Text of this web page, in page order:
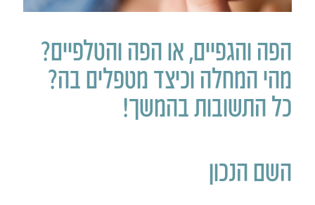
הפה והגפיים, או הפה והטלפיים?
מהי המחלה וכיצד מטפלים בה?
כל התשובות בהמשך!
השם הנכון